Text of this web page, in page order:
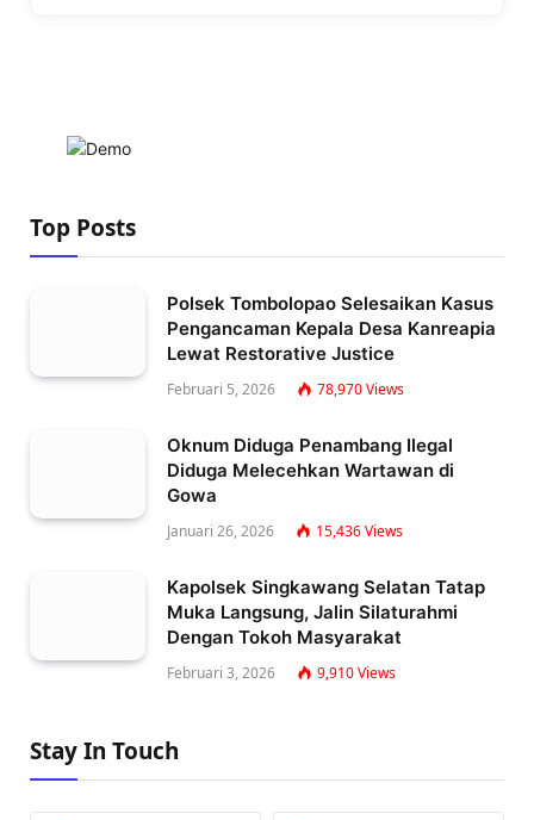
Top Posts
Polsek Tombolopao Selesaikan Kasus
Pengancaman Kepala Desa Kanreapia
Lewat Restorative Justice
Februari 5, 2026 78,970Views
Oknum Diduga Penambang Ilegal
Diduga Melecehkan Wartawan di
Gowa
Januari 26, 2026 15,436Views
Kapolsek Singkawang Selatan Tatap
Muka Langsung, Jalin Silaturahmi
Dengan Tokoh Masyarakat
Februari 3, 2026 9,910Views
Stay In Touch